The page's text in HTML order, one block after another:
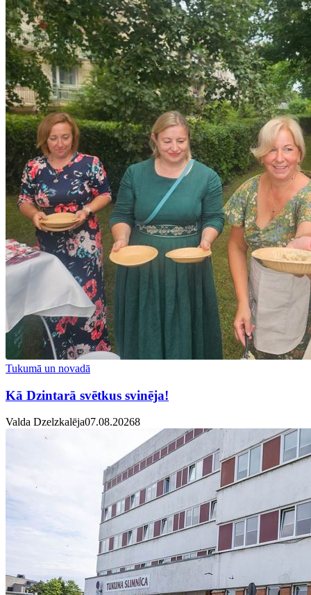
Tukumā un novadā
Kā Dzintarā svētkus svinēja!
Valda Dzelzkalēja07.08.20268